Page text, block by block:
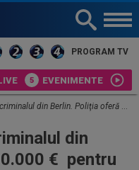
PROGRAM TV
EVENIMENTE
Berlin. Poliţia oferă 100.000 € pentru informații
din
€ pentru